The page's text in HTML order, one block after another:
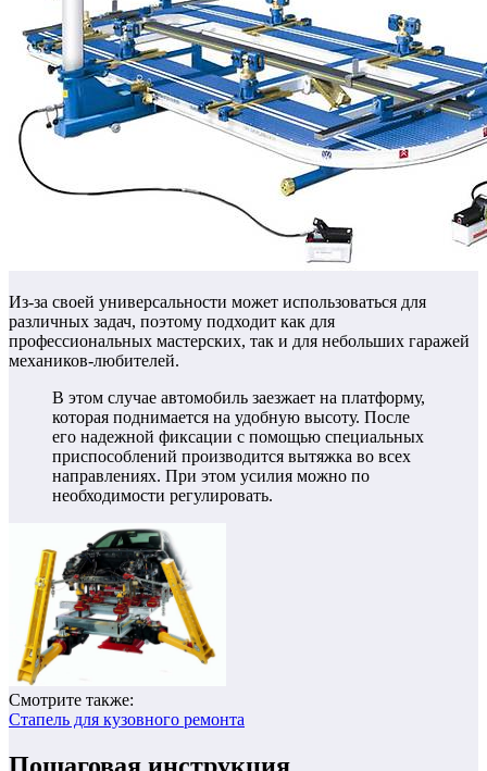
Из-за своей универсальности может использоваться для
различных задач, поэтому подходит как для
профессиональных мастерских, так и для небольших гаражей
механиков-любителей.
В этом случае автомобиль заезжает на платформу,
которая поднимается на удобную высоту. После
его надежной фиксации с помощью специальных
приспособлений производится вытяжка во всех
направлениях. При этом усилия можно по
необходимости регулировать.
Смотрите также:
Стапель для кузовного ремонта